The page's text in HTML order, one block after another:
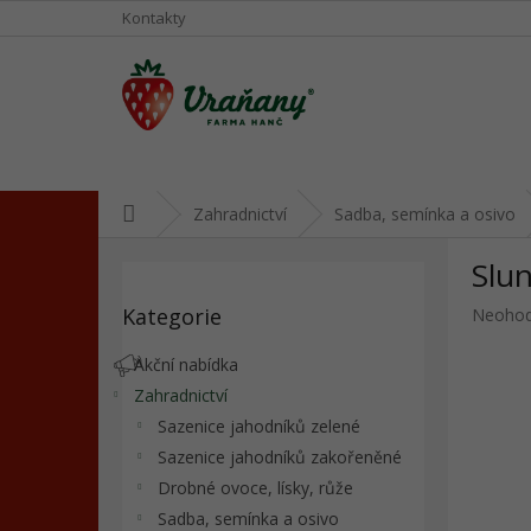
Kontakty
Zahradnictví Sadba, semínka a osivo
kategorie
Kategorie
Akční nabídka
Zahradnictví
Sazenice jahodníků zelené
Sazenice jahodníků zakořeněné
Drobné ovoce, lísky, růže
Sadba, semínka a osivo